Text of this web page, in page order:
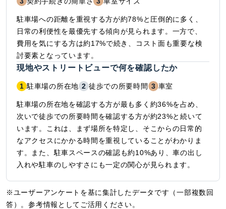
駐車場への距離を重視する方が約78%と圧倒的に多く、
日常の利便性を最優先する傾向が見られます。一方で、
費用を気にする方は約17%で続き、コスト面も重要な検
討要素となっています。
現地やストリートビューで何を確認したか
1 駐車場の所在地 2 徒歩での所要時間 3 車室
駐車場の所在地を確認する方が最も多く約36%を占め、
次いで徒歩での所要時間を確認する方が約23%と続いて
います。これは、まず場所を特定し、そこからの日常的
なアクセスにかかる時間を重視していることがわかりま
す。また、駐車スペースの確認も約10%あり、車の出し
入れや駐車のしやすさにも一定の関心が見られます。
※ユーザーアンケートを基に集計したデータです（一部複数回
答）。参考情報としてご活用ください。